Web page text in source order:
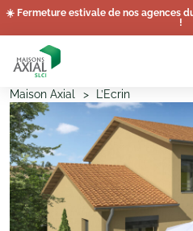
☀️ Fermeture estivale de nos agences
!
Maison Axial L’Ecrin